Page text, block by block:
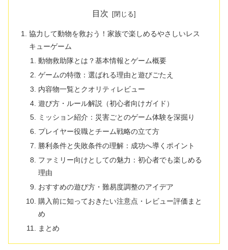
目次
協力して動物を救おう！家族で楽しめるやさしいレス
キューゲーム
動物救助隊とは？基本情報とゲーム概要
ゲームの特徴：選ばれる理由と遊びごたえ
内容物一覧とクオリティレビュー
遊び方・ルール解説（初心者向けガイド）
ミッション紹介：災害ごとのゲーム体験を深掘り
プレイヤー役職とチーム戦略の立て方
勝利条件と失敗条件の理解：成功へ導くポイント
ファミリー向けとしての魅力：初心者でも楽しめる
理由
おすすめの遊び方・難易度調整のアイデア
購入前に知っておきたい注意点・レビュー評価まと
め
まとめ